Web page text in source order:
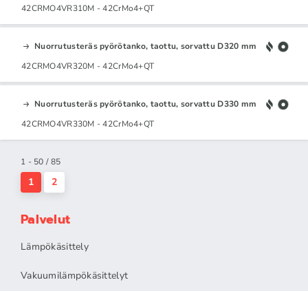
42CRMO4VR310M - 42CrMo4+QT
Nuorrutusteräs pyörötanko, taottu, sorvattu D320 mm
42CRMO4VR320M - 42CrMo4+QT
Nuorrutusteräs pyörötanko, taottu, sorvattu D330 mm
42CRMO4VR330M - 42CrMo4+QT
1 - 50 / 85
1 2
Palvelut
Lämpökäsittely
Vakuumilämpökäsittelyt